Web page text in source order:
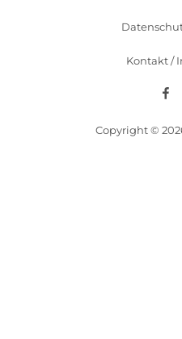
Kontakt /
Copyright ©